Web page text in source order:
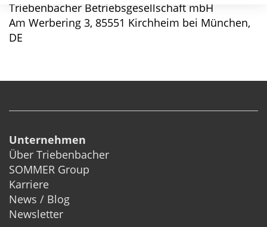
Triebenbacher Betriebsgesellschaft mbH
Am Werbering 3, 85551 Kirchheim bei München,
DE
Unternehmen
Über Triebenbacher
SOMMER Group
Karriere
News / Blog
Newsletter